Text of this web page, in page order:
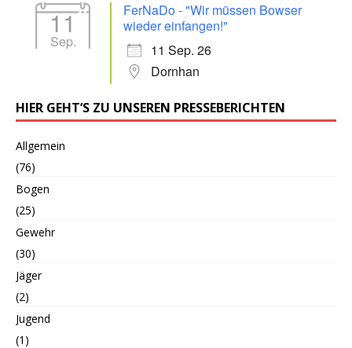
11
Sep.
FerNaDo - "Wir müssen Bowser
wieder einfangen!"
11 Sep. 26
Dornhan
HIER GEHT’S ZU UNSEREN PRESSEBERICHTEN
Allgemein
(76)
Bogen
(25)
Gewehr
(30)
Jäger
(2)
Jugend
(1)